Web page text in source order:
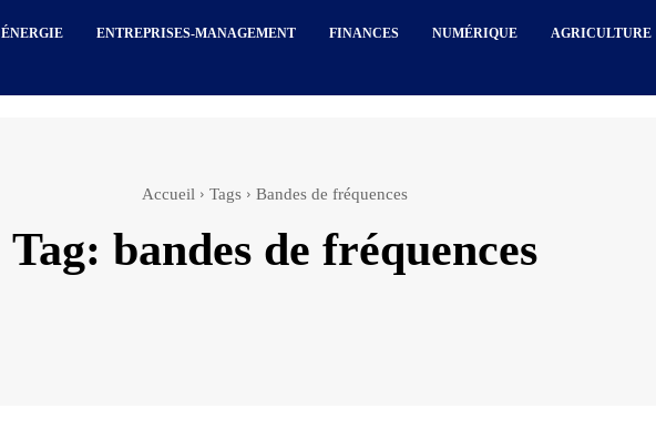
ÉNERGIE ENTREPRISES-MANAGEMENT FINANCES NUMÉRIQUE AGRICULTURE
Accueil Tags Bandes de fréquences
Tag: bandes de fréquences